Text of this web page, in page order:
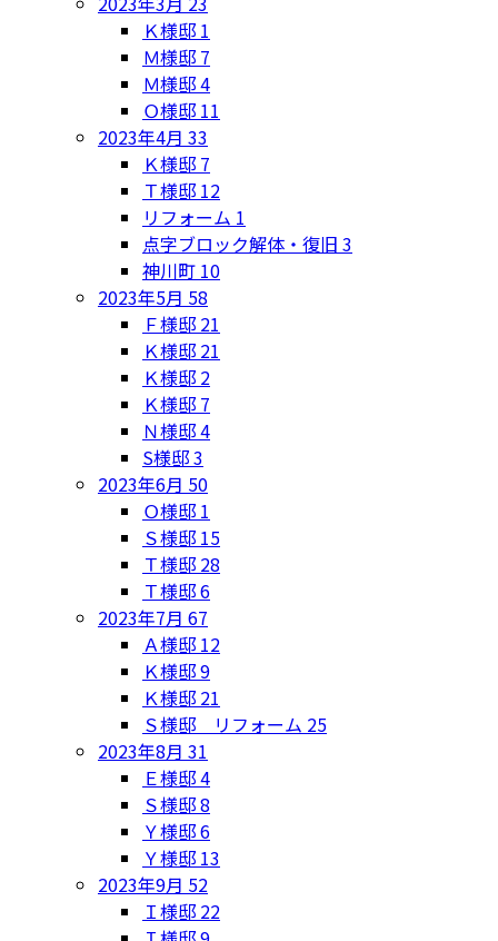
Ｋ様邸 1
Ｍ様邸 7
Ｍ様邸4
Ｏ様邸 11
2023年4月 33
Ｋ様邸 7
Ｔ様邸 12
リフォーム 1
点字ブロック解体・復旧 3
神川町 10
2023年5月 58
Ｆ様邸 21
Ｋ様邸 21
Ｋ様邸 2
Ｋ様邸 7
Ｎ様邸4
S様邸3
2023年6月 50
Ｏ様邸 1
Ｓ様邸 15
Ｔ様邸 28
Ｔ様邸6
2023年7月 67
Ａ様邸 12
Ｋ様邸9
Ｋ様邸 21
Ｓ様邸 リフォーム 25
2023年8月 31
Ｅ様邸4
Ｓ様邸8
Ｙ様邸6
Ｙ様邸 13
2023年9月 52
Ｉ様邸 22